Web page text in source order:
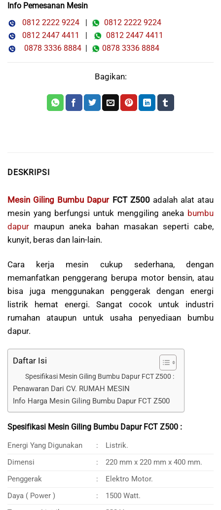
Info Pemesanan Mesin
0812 2222 9224 |
0812 2222 9224
0812 2447 4411
|
0812 2447 4411
0878 3336 8884 | 0878 3336 8884
Bagikan:
DESKRIPSI
Mesin Giling Bumbu DapurFCT Z500 adalah alat atau
mesin yang berfungsi untuk menggiling aneka bumbu
dapur maupun aneka bahan masakan seperti cabe,
kunyit, beras dan lain-lain.
Cara kerja mesin cukup sederhana, dengan
memanfatkan penggerang berupa motor bensin, atau
bisa juga menggunakan penggerak dengan energi
listrik hemat energi. Sangat cocok untuk industri
rumahan ataupun untuk usaha penyediaan bumbu
dapur.
Daftar Isi
Spesifikasi Mesin Giling Bumbu Dapur FCT Z500 :
Penawaran Dari CV. RUMAH MESIN
Info Harga Mesin Giling Bumbu Dapur FCT Z500
Spesifikasi Mesin Giling Bumbu Dapur FCT Z500 :
Energi Yang Digunakan :
Listrik.
Dimensi
:
220 mm x 220 mm x 400 mm.
Penggerak
:
Elektro Motor.
Daya ( Power )
:
1500 Watt.